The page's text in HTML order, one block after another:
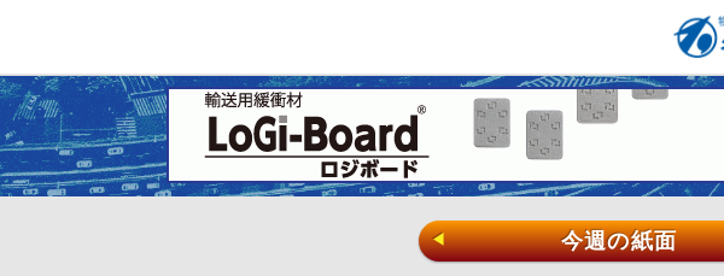
◀ 今週の紙面